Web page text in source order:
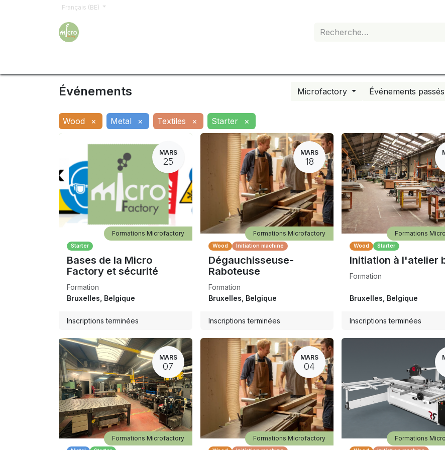
Français (BE)
Événements Microfactory Événements passés
Wood × Metal × Textiles × Starter ×
MARS
25
Starter
Bases de la Micro
Factory et sécurité
Formation
Formations Microfactory
Bruxelles Belgique
Inscriptions terminées
MARS
18
Wood Initiation machine
Dégauchisseuse-
Raboteuse
Formation
Formations Microfactory
Bruxelles Belgique
Inscriptions terminées
Wood Starter
Initiation à l'atelier
Formation
Formations
Bruxelles Belgique
Inscriptions terminées
MARS
07
Formations Microfactory
MARS
04
Formations Microfactory Formations